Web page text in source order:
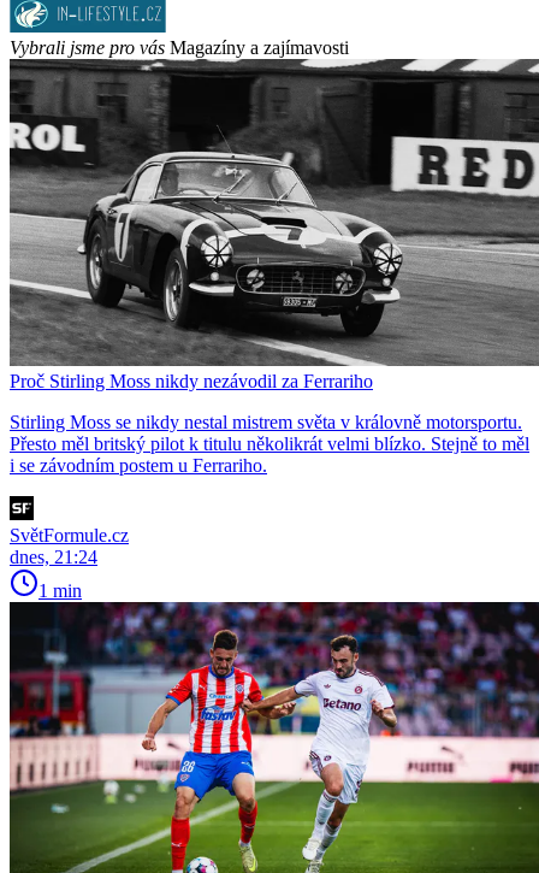
Vybrali jsme pro vás Magazíny a zajímavosti
Proč Stirling Moss nikdy nezávodil za Ferrariho
Stirling Moss se nikdy nestal mistrem světa v královně motorsportu.
Přesto měl britský pilot k titulu několikrát velmi blízko. Stejně to měl
i se závodním postem u Ferrariho.
SvětFormule.cz
dnes, 21:24
1 min